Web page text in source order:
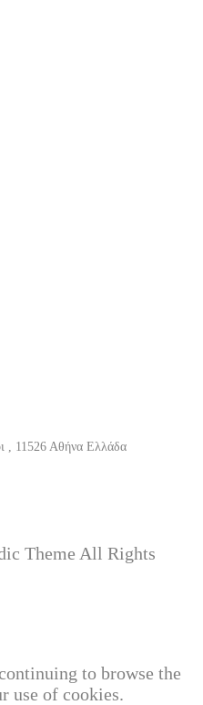
, 11526 Αθήνα Ελλάδα
Theme All Rights
to browse the
use of cookies.